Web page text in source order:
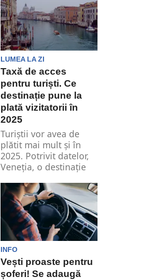
LUMEA LA ZI
Taxă de acces
pentru turiști. Ce
destinație pune la
plată vizitatorii în
2025
Turiștii vor avea de
plătit mai mult și în
2025. Potrivit datelor,
Veneția, o destinație
INFO
Vești proaste pentru
șoferi! Se adaugă